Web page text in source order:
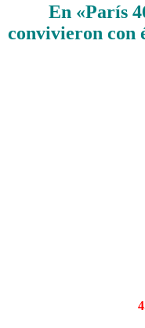
En «París
convivieron con